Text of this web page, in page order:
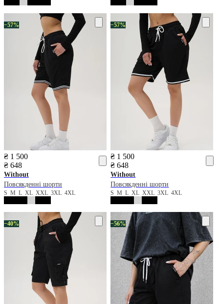
−57%
₴ 1 500
₴ 648
Without
Повсякденні шорти
S M L XL XXL 3XL 4XL
−57%
₴ 1 500
₴ 648
Without
Повсякденні шорти
SMLXLXXL3XL4XL
−40% −56%